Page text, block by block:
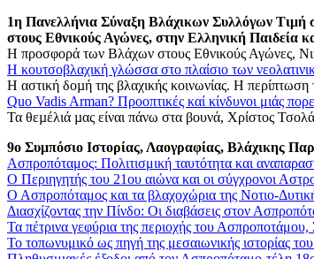
1η Πανελλήνια Σύναξη Βλάχικων Συλλόγων
στους Εθνικούς Αγώνες, στην Ελληνική Παιδεία
Η προσφορά των Βλάχων στους Εθνικούς Αγώνες,
Η κουτσοβλαχική γλώσσα στο πλαίσιο των
Η αστική δοµή της βλαχικής κοινωνίας. Η
Quo Vadis Arman? Προοπτικές καί κίνδυνοι μιάς
Τα θεµέλιά µας είναι πάνω στα βουνά, Χρίστος
9ο Συμπόσιο Ιστορίας, Λαογραφίας, Βλάχικης
Ασπροπόταμος: Πολιτισμική ταυτότητα και
Ο Περιηγητής του 21ου αιώνα και οι σύγχρονοι
Ο Ασπροπόταμος και τα βλαχοχώρια της Νοτιο-
Διασχίζοντας την Πίνδο: Οι διαβάσεις στον
Τα πέτρινα γεφύρια της περιοχής του Ασπροποτάμου,
Το τοπωνυμικό ως πηγή της μεσαιωνικής ιστορίας